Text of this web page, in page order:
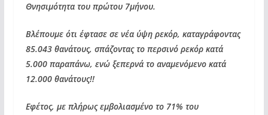
Θνησιμότητα του πρώτου 7μήνου.
Βλέπουμε ότι έφτασε σε νέα ύψη ρεκόρ, καταγράφοντας
85.043 θανάτους, σπάζοντας το περσινό ρεκόρ κατά
5.000 παραπάνω, ενώ ξεπερνά το αναμενόμενο κατά
12.000 θανάτους!!
Εφέτος, με πλήρως εμβολιασμένο το 71% του